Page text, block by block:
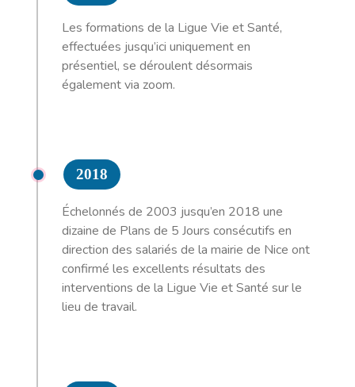
Les formations de la Ligue Vie et Santé,
effectuées jusqu’ici uniquement en
présentiel, se déroulent désormais
également via zoom.
2018
Échelonnés de 2003 jusqu’en 2018 une
dizaine de Plans de 5 Jours consécutifs en
direction des salariés de la mairie de Nice ont
confirmé les excellents résultats des
interventions de la Ligue Vie et Santé sur le
lieu de travail.